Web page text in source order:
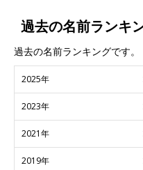
過去の名前ランキ
過去の名前ランキングです。
2025年
2023年
2021年
2019年